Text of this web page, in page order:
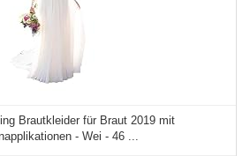
Brautkleider für Braut 2019 mit
- Wei - 46 ...